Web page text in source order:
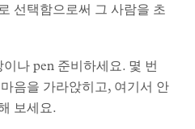
선택함으로써 그 사람을 초
나 pen 준비하세요. 몇 번
음을 가라앉히고, 여기서 안
보세요.